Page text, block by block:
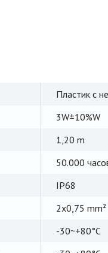
Пластик с
3W±10%W
1,20 m
50.000
IP68
2x0,75
-30~+80°C